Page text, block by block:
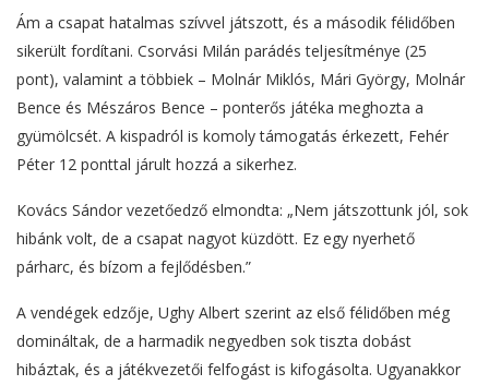
Ám a csapat hatalmas szívvel játszott, és a második félidőben
sikerült fordítani. Csorvási Milán parádés teljesítménye (25
pont), valamint a többiek – Molnár Miklós, Mári György, Molnár
Bence és Mészáros Bence – ponterős játéka meghozta a
gyümölcsét. A kispadról is komoly támogatás érkezett, Fehér
Péter 12 ponttal járult hozzá a sikerhez.
Kovács Sándor vezetőedző elmondta: „Nem játszottunk jól, sok
hibánk volt, de a csapat nagyot küzdött. Ez egy nyerhető
párharc, és bízom a fejlődésben.”
A vendégek edzője, Ughy Albert szerint az első félidőben még
domináltak, de a harmadik negyedben sok tiszta dobást
hibáztak, és a játékvezetői felfogást is kifogásolta. Ugyanakkor